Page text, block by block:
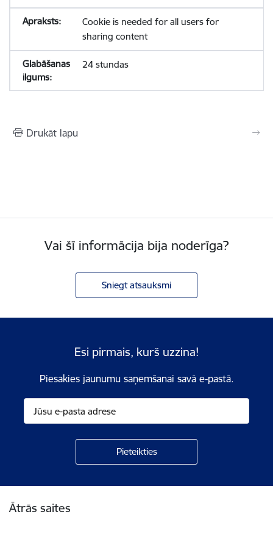
Cookie is needed for all users for
sharing content
24 stundas
Drukāt lapu
Vai šī informācija bija noderīga?
Sniegt atsauksmi
Esi pirmais, kurš uzzina!
Piesakies jaunumu saņemšanai savā e-pastā.
Ātrās saites